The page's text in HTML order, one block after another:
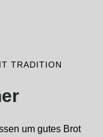
TRADITION
um gutes Brot